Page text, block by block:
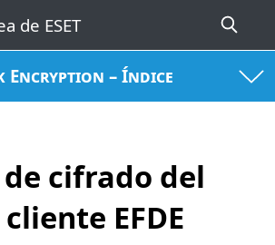
Encryption – Índice
de cifrado del
EFDE